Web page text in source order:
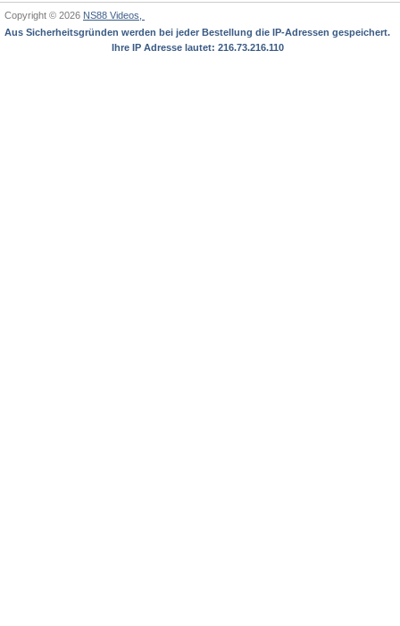
Copyright © 2026 NS88 Videos,
Aus Sicherheitsgründen werden bei jeder Bestellung die IP-Adressen gespeichert.
Ihre IP Adresse lautet: 216.73.216.110